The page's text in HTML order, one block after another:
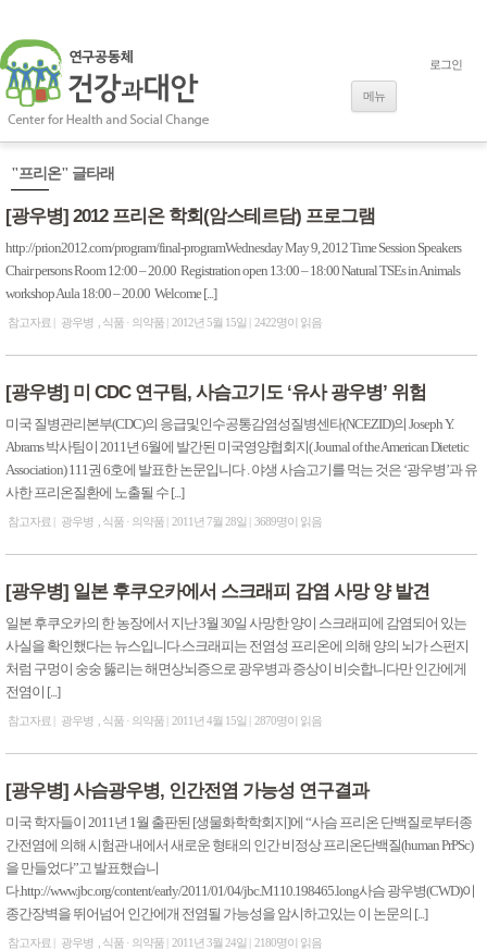
메뉴
로그인
"프리온" 글타래
[광우병] 2012 프리온 학회(암스테르담) 프로그램
http://prion2012.com/program/final-programWednesday May 9, 2012 Time Session Speakers
Chair persons Room 12:00 – 20.00 Registration open 13:00 – 18:00 Natural TSEs in Animals
workshop Aula 18:00 – 20.00 Welcome [...]
참고자료 광우병 식품 · 의약품 2012년 5월 15일 2422명이 읽음
[광우병] 미 CDC 연구팀, 사슴고기도 ‘유사 광우병’ 위험
미국 질병관리본부(CDC)의 응급및인수공통감염성질병센타(NCEZID)의 Joseph Y.
Abrams 박사팀이 2011년 6월에 발간된 미국영양협회지( Journal of the American Dietetic
Association) 111권 6호에 발표한 논문입니다 . 야생 사슴고기를 먹는 것은 ‘광우병’과 유
사한 프리온질환에 노출될 수 [...]
참고자료 광우병 식품 · 의약품 2011년 7월 28일 3689명이 읽음
[광우병] 일본 후쿠오카에서 스크래피 감염 사망 양 발견
일본 후쿠오카의 한 농장에서 지난 3월 30일 사망한 양이 스크래피에 감염되어 있는
사실을 확인했다는 뉴스입니다.스크래피는 전염성 프리온에 의해 양의 뇌가 스펀지
처럼 구멍이 숭숭 뚫리는 해면상뇌증으로 광우병과 증상이 비슷합니다만 인간에게
전염이 [...]
참고자료 광우병 식품 · 의약품 2011년 4월 15일 2870명이 읽음
[광우병] 사슴광우병, 인간전염 가능성 연구결과
미국 학자들이 2011년 1월 출판된 [생물화학학회지]에 “사슴 프리온 단백질로부터종
간전염에 의해 시험관 내에서 새로운 형태의 인간 비정상 프리온단백질(human PrPSc)
을 만들었다”고 발표했습니
다.http://www.jbc.org/content/early/2011/01/04/jbc.M110.198465.long사슴 광우병(CWD)이
종간장벽을 뛰어넘어 인간에개 전염될 가능성을 암시하고있는 이 논문의 [...]
참고자료 광우병 식품 · 의약품 2011년 3월 24일 2180명이 읽음